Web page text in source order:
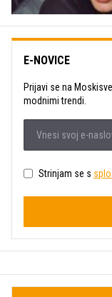
E-NOVICE
Prijavi se na
modnimi trendi.
Strinjam se s